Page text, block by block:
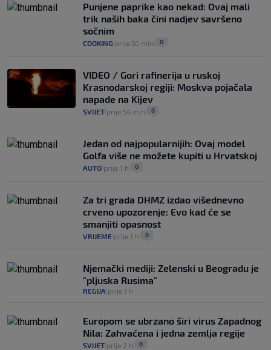
Punjene paprike kao nekad: Ovaj mali
trik naših baka čini nadjev savršeno
sočnim
COOKING prije 50 min 0
VIDEO / Gori rafinerija u ruskoj
Krasnodarskoj regiji: Moskva pojačala
napade na Kijev
SVIJET prije 54 min 0
Jedan od najpopularnijih: Ovaj model
Golfa više ne možete kupiti u Hrvatskoj
AUTO prije 1 h 0
Za tri grada DHMZ izdao višednevno
crveno upozorenje: Evo kad će se
smanjiti opasnost
VRIJEME prije 1 h 0
Njemački mediji: Zelenski u Beogradu je
"pljuska Rusima"
REGIJA prije 1 h
Europom se ubrzano širi virus Zapadnog
Nila: Zahvaćena i jedna zemlja regije
SVIJET prije 2 h 0